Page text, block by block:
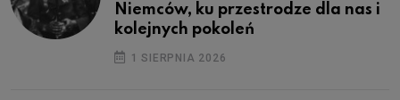
Niemców, ku przestrodze dla nas i
kolejnych pokoleń
1 SIERPNIA 2026